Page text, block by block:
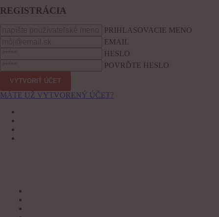
REGISTRÁCIA
PRIHLASOVACIE MENO
EMAIL
HESLO
POVRĎTE HESLO
MÁTE UŽ VYTVORENÝ ÚČET?